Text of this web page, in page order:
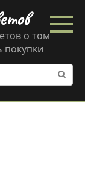
о том
покупки